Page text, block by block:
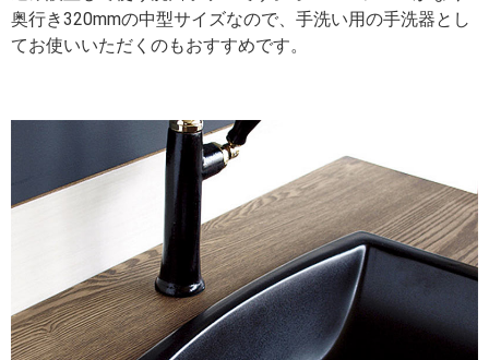
奥行き320mmの中型サイズなので、手洗い用の手洗器とし
てお使いいただくのもおすすめです。